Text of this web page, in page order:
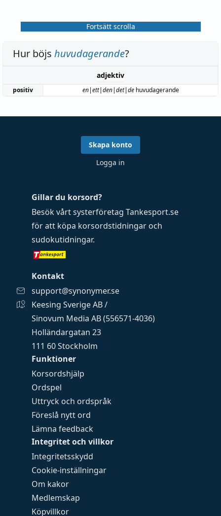
Fortsätt scrolla
Hur böjs huvudagerande?
adjektiv
positiv en|ett|den|det|de huvudagerande
Funktioner
Korsordshjälp
Ordspel
Uttryck och ordspråk
Föreslå nytt ord
Lämna feedback
Integritet och villkor
Integritetsskydd
Cookie-inställningar
Om kakor
Medlemskap
Köpvillkor
Gillar du korsord?
Besök vårt systerföretag Tankesport.se
för att köpa korsordstidningar och
sudokutidningar.
Kontakt
support@synonymer.se
Keesing Sverige AB /
Sinovum Media AB (556571-4036)
Holländargatan 23
111 60 Stockholm
Skapa konto
Logga in